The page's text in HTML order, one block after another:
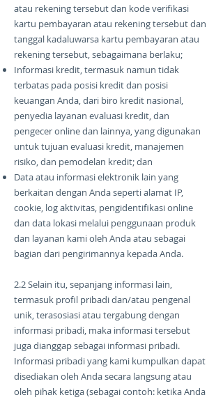
atau rekening tersebut dan kode verifikasi
kartu pembayaran atau rekening tersebut dan
tanggal kadaluwarsa kartu pembayaran atau
rekening tersebut, sebagaimana berlaku;
Informasi kredit, termasuk namun tidak
terbatas pada posisi kredit dan posisi
keuangan Anda, dari biro kredit nasional,
penyedia layanan evaluasi kredit, dan
pengecer online dan lainnya, yang digunakan
untuk tujuan evaluasi kredit, manajemen
risiko, dan pemodelan kredit; dan
Data atau informasi elektronik lain yang
berkaitan dengan Anda seperti alamat IP,
cookie, log aktivitas, pengidentifikasi online
dan data lokasi melalui penggunaan produk
dan layanan kami oleh Anda atau sebagai
bagian dari pengirimannya kepada Anda.
2.2 Selain itu, sepanjang informasi lain,
termasuk profil pribadi dan/atau pengenal
unik, terasosiasi atau tergabung dengan
informasi pribadi, maka informasi tersebut
juga dianggap sebagai informasi pribadi.
Informasi pribadi yang kami kumpulkan dapat
disediakan oleh Anda secara langsung atau
oleh pihak ketiga (sebagai contoh: ketika Anda